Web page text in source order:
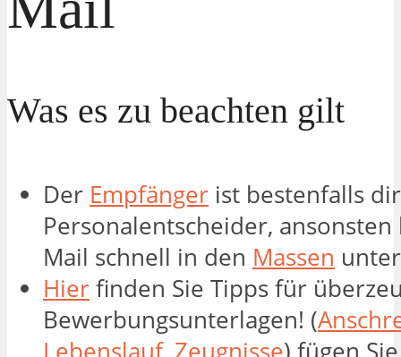
Was es zu beachten gilt
Der Empfänger ist bestenfalls
Personalentscheider, ansonsten
Mail schnell in den Massen
Hier finden Sie Tipps für
Bewerbungsunterlagen! (